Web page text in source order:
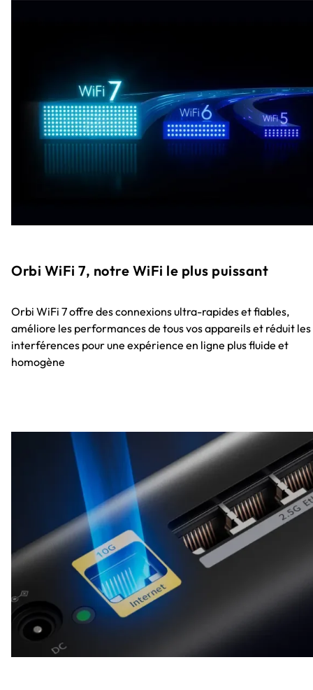
Orbi WiFi 7, notre WiFi le plus puissant
Orbi WiFi 7 offre des connexions ultra-rapides et fiables,
améliore les performances de tous vos appareils et réduit les
interférences pour une expérience en ligne plus fluide et
homogène